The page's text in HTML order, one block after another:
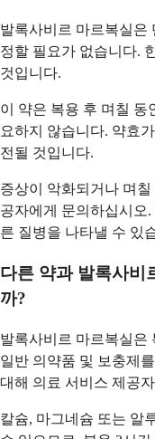
발록사비르 마르복실은
정할 필요가 없습니다.
것입니다.
이 약은 복용 후 며칠 동
요하지 않습니다. 약효
전될 것입니다.
증상이 악화되거나 며
공자에게 문의하십시오
른 질병을 나타낼 수 있
다른 약과 발록사비
까?
발록사비르 마르복실은
일반 의약품 및 보충제
대해 의료 서비스 제공
칼슘, 마그네슘 또는 알